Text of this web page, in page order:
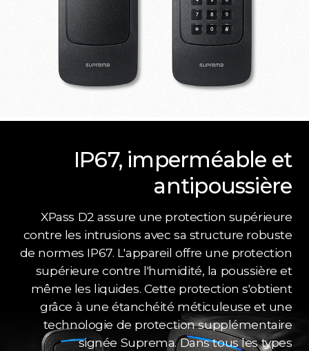
IP67, imperméable et
antipoussière
XPass D2 assure une protection supérieure
contre les intrusions avec sa structure robuste
de normes IP67. L'appareil offre une protection
supérieure contre l'humidité, la poussière et
même les liquides. Cette protection s'obtient
grâce à une étanchéité méticuleuse et une
technologie de protection supplémentaire
signée Suprema. Dans tous les types